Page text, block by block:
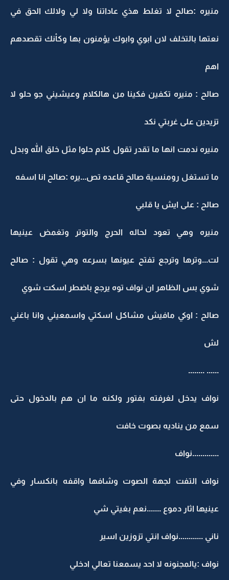
منيره :صالح لا تغلط هذي عاداتنا ولا لي ولالك الحق في
نعتها بالتخلف لان ابوي وابوك يؤمنون بها وكأنك تقصدهم
اهم
صالح : منيره تكفين فكينا من هالكلام وعيشيني جو حلو لا
تزيدين على غربتي نكد
منيره ندمت انها ما تقدر تقول كلام حلوا مثل خلق الله وبدل
ما تستغل رومنسية صالح قاعده تص...يره :صالح انا اسفه
صالح : على ايش يا قلبي
منيره وهي تعود لحاله الحرج والتوتر وتغمض عينيها
لت...وترها وترجع تفتح عيونها بسرعه وهي تقول : صالح
شوي بس الظاهر ان نواف توه يرجع باضطر اسكت شوي
صالح : اوكي مافيش مشاكل اسكتي واسمعيني وانا باغني
لش
...... ........
نواف يدخل لغرفته بفتور ولكنه ما ان هم بالدخول حتى
سمع من يناديه بصوت خافت
.............نواف
نواف التفت لجهة الصوت وشافها واقفه بانكسار وفي
عينيها اثار دموع .......نعم بغيتي شي
ناني ............نواف انتي تزوزين اسير
نواف :يالمجنونه لا احد يسمعنا تعالي ادخلي